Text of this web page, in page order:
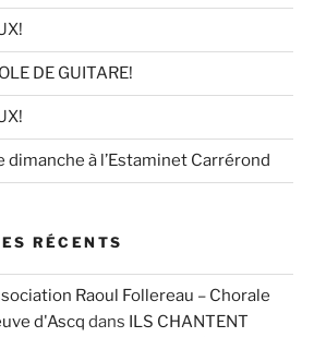
DE GUITARE!
dimanche à l’Estaminet Carrérond
RÉCENTS
Raoul Follereau – Chorale
d'Ascq dans ILS CHANTENT